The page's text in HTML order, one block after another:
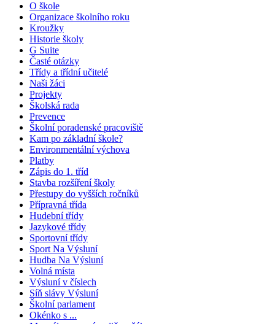
O škole
Organizace školního roku
Kroužky
Historie školy
G Suite
Časté otázky
Třídy a třídní učitelé
Naši žáci
Projekty
Školská rada
Prevence
Školní poradenské pracoviště
Kam po základní škole?
Environmentální výchova
Platby
Zápis do 1. tříd
Stavba rozšíření školy
Přestupy do vyšších ročníků
Přípravná třída
Hudební třídy
Jazykové třídy
Sportovní třídy
Sport Na Výsluní
Hudba Na Výsluní
Volná místa
Výsluní v číslech
Síň slávy Výsluní
Školní parlament
Okénko s ...